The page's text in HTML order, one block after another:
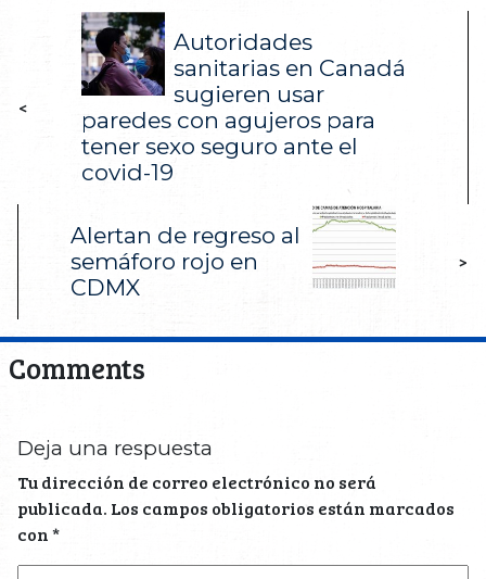
<
Autoridades
sanitarias en Canadá
sugieren usar
paredes con agujeros para
tener sexo seguro ante el
covid-19
Alertan de regreso al
semáforo rojo en
CDMX
>
Comments
Deja una respuesta
Tu dirección de correo electrónico no será
publicada. Los campos obligatorios están marcados
con*